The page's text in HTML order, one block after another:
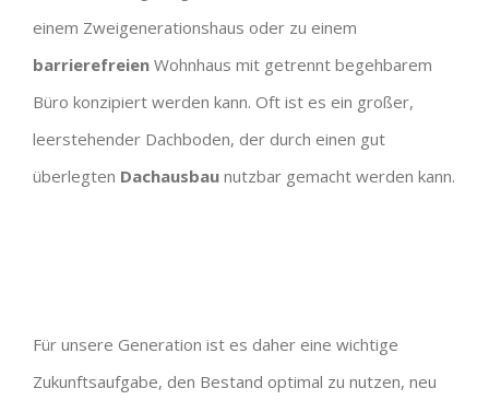
einem Zweigenerationshaus oder zu einem
barrierefreien Wohnhaus mit getrennt begehbarem
Büro konzipiert werden kann. Oft ist es ein großer,
leerstehender Dachboden, der durch einen gut
überlegten Dachausbau nutzbar gemacht werden kann.
Für unsere Generation ist es daher eine wichtige
Zukunftsaufgabe, den Bestand optimal zu nutzen, neu